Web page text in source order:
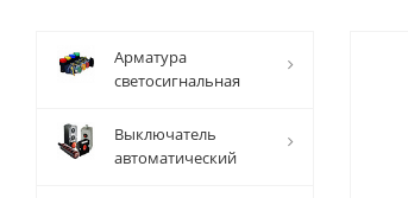
Арматура
светосигнальная
Выключатель
автоматический